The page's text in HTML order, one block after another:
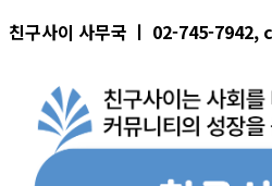
친구사이 사무국 ㅣ 02-745-